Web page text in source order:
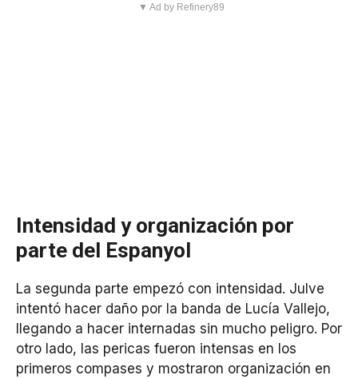
▼ Ad by Refinery89
Intensidad y organización por
parte del Espanyol
La segunda parte empezó con intensidad. Julve
intentó hacer daño por la banda de Lucía Vallejo,
llegando a hacer internadas sin mucho peligro. Por
otro lado, las pericas fueron intensas en los
primeros compases y mostraron organización en